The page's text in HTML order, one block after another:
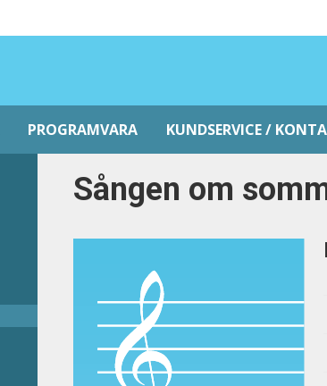
PROGRAMVARA KUNDSERVICE /
Sången om